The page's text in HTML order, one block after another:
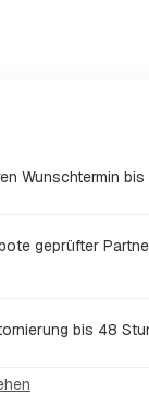
Wunschtermin
geprüfter
bis 48